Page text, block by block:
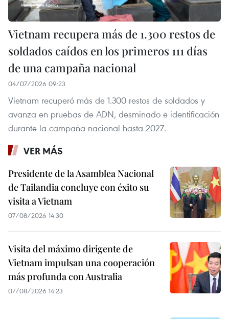
Vietnam recupera más de 1.300 restos de
soldados caídos en los primeros 111 días
de una campaña nacional
04/07/2026 09:23
Vietnam recuperó más de 1.300 restos de soldados y
avanza en pruebas de ADN, desminado e identificación
durante la campaña nacional hasta 2027.
VER MÁS
Presidente de la Asamblea Nacional
de Tailandia concluye con éxito su
visita a Vietnam
07/08/2026 14:30
Visita del máximo dirigente de
Vietnam impulsan una cooperación
más profunda con Australia
07/08/2026 14:23